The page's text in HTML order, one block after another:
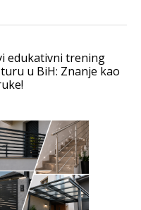
edukativni trening
u BiH: Znanje kao